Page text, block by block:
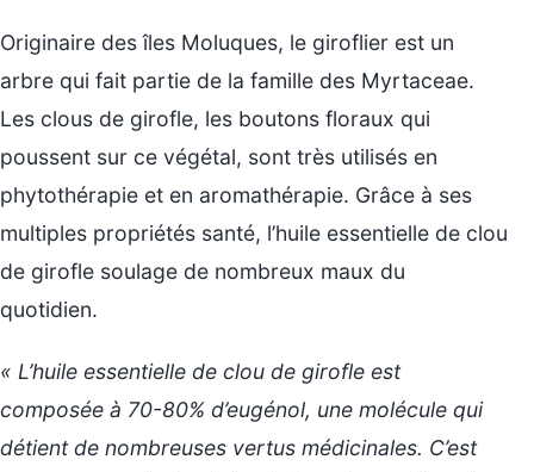
Originaire des îles Moluques, le giroflier est un
arbre qui fait partie de la famille des Myrtaceae.
Les clous de girofle, les boutons floraux qui
poussent sur ce végétal, sont très utilisés en
phytothérapie et en aromathérapie. Grâce à ses
multiples propriétés santé, l’huile essentielle de clou
de girofle soulage de nombreux maux du
quotidien.
« L’huile essentielle de clou de girofle est
composée à 70-80% d’eugénol, une molécule qui
détient de nombreuses vertus médicinales. C’est